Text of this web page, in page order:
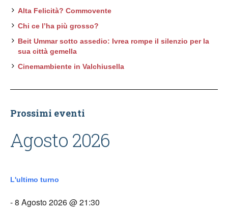
Alta Felicità? Commovente
Chi ce l’ha più grosso?
Beit Ummar sotto assedio: Ivrea rompe il silenzio per la
sua città gemella
Cinemambiente in Valchiusella
Prossimi eventi
Agosto 2026
L'ultimo turno
- 8 Agosto 2026 @ 21:30